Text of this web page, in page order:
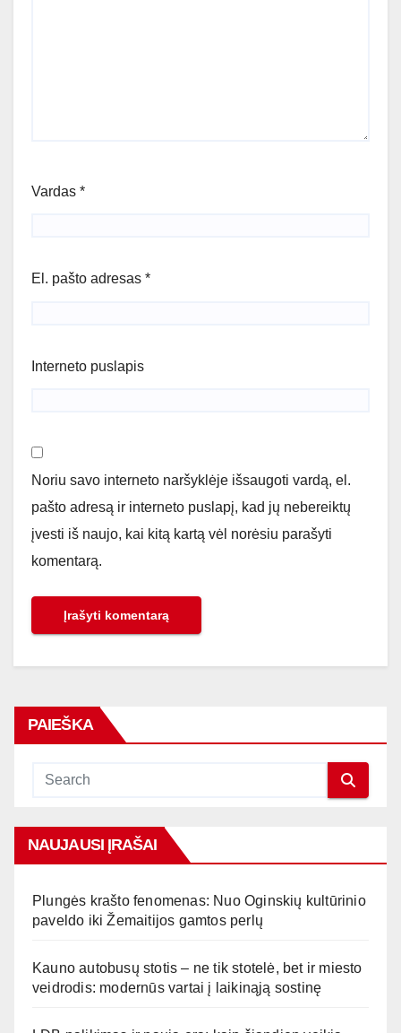
Vardas *
El. pašto adresas *
Interneto puslapis
Noriu savo interneto naršyklėje išsaugoti vardą, el.
pašto adresą ir interneto puslapį, kad jų nebereiktų
įvesti iš naujo, kai kitą kartą vėl norėsiu parašyti
komentarą.
PAIEŠKA
NAUJAUSI ĮRAŠAI
Plungės krašto fenomenas: Nuo Oginskių kultūrinio
paveldo iki Žemaitijos gamtos perlų
Kauno autobusų stotis – ne tik stotelė, bet ir miesto
veidrodis: modernūs vartai į laikinąją sostinę